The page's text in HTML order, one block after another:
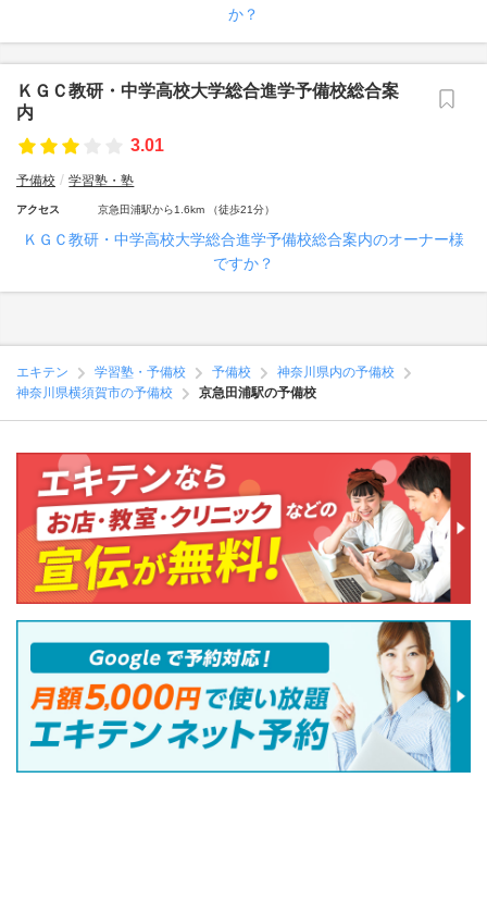
か？
ＫＧＣ教研・中学高校大学総合進学予備校総合案
内
3.01
予備校 学習塾・塾
アクセス 京急田浦駅から1.6km （徒歩21分）
ＫＧＣ教研・中学高校大学総合進学予備校総合案内のオーナー様
ですか？
エキテン 学習塾・予備校 予備校
神奈川県内の予備校
神奈川県横須賀市の予備校
京急田浦駅の予備校